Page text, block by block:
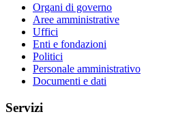
Organi di governo
Aree amministrative
Uffici
Enti e fondazioni
Politici
Personale amministrativo
Documenti e dati
Servizi